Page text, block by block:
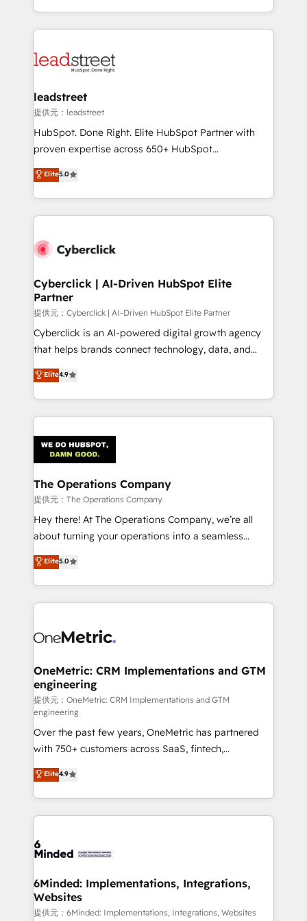
retention—by refining processes and eliminating
maximize profitability and adapt to your goals.
Canada, we’ve delivered thousands of successful
HubSpot projects for mid-market and enterprise
combine HubSpot, data, and AI to design connected
and technology for predictable, scalable revenue
growth. Our expertise spans RevOps, CRM and data
architecture, AI enablement, and strategic marketing,
delivered through our proprietary FLAIR framework
Partner and ISO 27001:2022 certified consultancy,
we blend strategy, creativity, and technology to help
leadstreet
提供元：leadstreet
HubSpot. Done Right. Elite HubSpot Partner with
proven expertise across 650+ HubSpot
implementations. With 12+ years of HubSpot
experience, we help you use the HubSpot platform
to its fullest capacity, improve your current HubSpot
website, or build your new one.
Elite5.0
Cyberclick | AI-Driven HubSpot Elite
Partner
提供元：Cyberclick | AI-Driven HubSpot Elite Partner
Cyberclick is an AI-powered digital growth agency
that helps brands connect technology, data, and
creativity to achieve measurable results. Founded in
Barcelona and operating across Spain, LATAM, and
the UK, we support global companies in building
smarter marketing, sales, and customer success
Iberia (Spain & Portugal), we combine human insight
with intelligent automation to drive sustainable
growth. Our multidisciplinary team designs solutions
that simplify complexity, boost performance, and
turn innovation into real impact. 🌍 Highlights •
HubSpot Partner since 2012 • 2022 EMEA Impact
projects • Clients in 30+ industries • Proprietary
technology for integrations • Multilingual team:
Elite4.9
The Operations Company
提供元：The Operations Company
Hey there! At The Operations Company, we’re all
about turning your operations into a seamless
experience that powers real results. We specialize in
transforming complex systems into efficient,
scalable solutions that work across your entire
organization. We’re a unique blend of deep HubSpot
operational know-how. We know that no two
solutions. Instead, we dive in to understand your
needs, goals, and challenges to deliver solutions that
fit like a glove. We’re committed to being both
highly effective and fun to work with. We believe in
efficient processes, as well as building great
relationships. Your success is our success, and we’re
all in this together! From startup to enterprise, we’ll
make sure your HubSpot setup becomes a
powerhouse of productivity, so you can focus on
what matters most: growing your business and
smarter for you!
Elite5.0
OneMetric: CRM Implementations and GTM
engineering
提供元：OneMetric: CRM Implementations and GTM
engineering
Over the past few years, OneMetric has partnered
with 750+ customers across SaaS, fintech,
healthcare, real estate, and other industries. With
150+ HubSpot-certified experts, we deliver scalable
solutions to complex GTM and RevOps challenges.
Our Expertise 🔹 Onboarding & Implementation:
tailored to your GTM motion. 🔹 Migrations: Move
downtime. 🔹 RevOps Strategy: Align teams,
processes, and data to drive revenue efficiency. 🔹
Integrations: Connect HubSpot with your tech stack
Elite4.9
6Minded: Implementations, Integrations,
Websites
提供元：6Minded: Implementations, Integrations, Websites